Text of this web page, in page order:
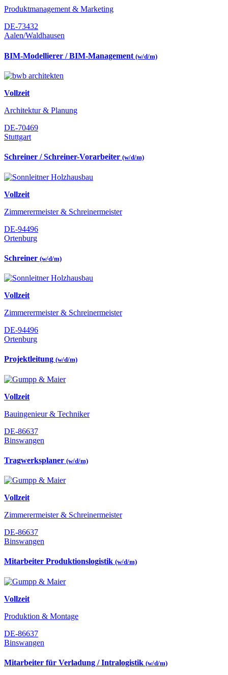
Produktmanagement & Marketing
DE-73432
Aalen/Waldhausen
BIM-Modellierer / BIM-Management (w/d/m)
Vollzeit
Architektur & Planung
DE-70469
Stuttgart
Schreiner / Schreiner-Vorarbeiter (w/d/m)
Vollzeit
Zimmerermeister & Schreinermeister
DE-94496
Ortenburg
Schreiner (w/d/m)
Vollzeit
Zimmerermeister & Schreinermeister
DE-94496
Ortenburg
Projektleitung (w/d/m)
Vollzeit
Bauingenieur & Techniker
DE-86637
Binswangen
Tragwerksplaner (w/d/m)
Vollzeit
Zimmerermeister & Schreinermeister
DE-86637
Binswangen
Mitarbeiter Produktionslogistik (w/d/m)
Vollzeit
Produktion & Montage
DE-86637
Binswangen
Mitarbeiter für Verladung / Intralogistik (w/d/m)